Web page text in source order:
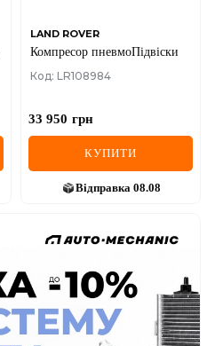
LAND ROVER
Компресор пневмоПідвіски
Код: LR108984
33 950 грн
КУПИТИ
Відправка 08.08